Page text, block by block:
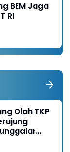
BEM Jaga
RI
Olah TKP